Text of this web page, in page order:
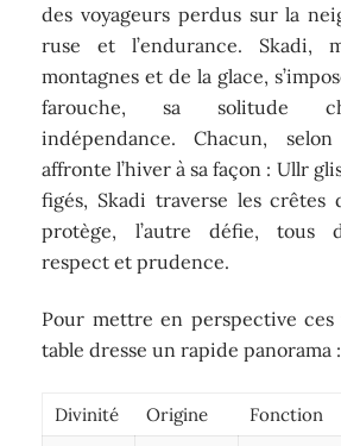
des voyageurs perdus sur la
ruse et l’endurance. Skadi,
montagnes et de la glace,
farouche, sa solitude
indépendance. Chacun,
affronte l’hiver à sa façon : Ullr
figés, Skadi traverse les crêtes
protège, l’autre défie, tous
respect et prudence.
Pour mettre en perspective
table dresse un rapide panorama :
Divinité Origine
Fonction